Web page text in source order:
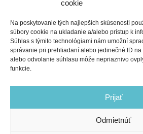
cookie
Na poskytovanie tých najlepších skúseností
súbory cookie na ukladanie a/alebo prístup k
Súhlas s týmito technológiami nám umožní
správanie pri prehliadaní alebo jedinečné ID
alebo odvolanie súhlasu môže nepriaznivo
funkcie.
Prijať
Odmietnúť
zverejňované vo forme v akej boli dodané
Portál slovenskevideoklipy si vyhradzuje
resp. ich nezverejniť. Ak máte záujem o
kontaktujte nás na e-mail